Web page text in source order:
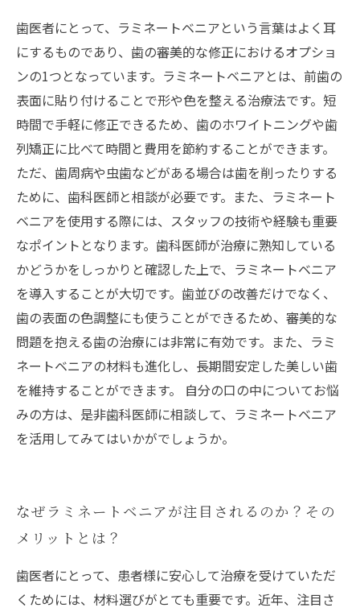
歯医者にとって、ラミネートベニアという言葉はよく耳
にするものであり、歯の審美的な修正におけるオプショ
ンの1つとなっています。ラミネートベニアとは、前歯の
表面に貼り付けることで形や色を整える治療法です。短
時間で手軽に修正できるため、歯のホワイトニングや歯
列矯正に比べて時間と費用を節約することができます。
ただ、歯周病や虫歯などがある場合は歯を削ったりする
ために、歯科医師と相談が必要です。また、ラミネート
ベニアを使用する際には、スタッフの技術や経験も重要
なポイントとなります。歯科医師が治療に熟知している
かどうかをしっかりと確認した上で、ラミネートベニア
を導入することが大切です。歯並びの改善だけでなく、
歯の表面の色調整にも使うことができるため、審美的な
問題を抱える歯の治療には非常に有効です。また、ラミ
ネートベニアの材料も進化し、長期間安定した美しい歯
を維持することができます。 自分の口の中についてお悩
みの方は、是非歯科医師に相談して、ラミネートベニア
を活用してみてはいかがでしょうか。
なぜラミネートベニアが注目されるのか？その
メリットとは？
歯医者にとって、患者様に安心して治療を受けていただ
くためには、材料選びがとても重要です。近年、注目さ